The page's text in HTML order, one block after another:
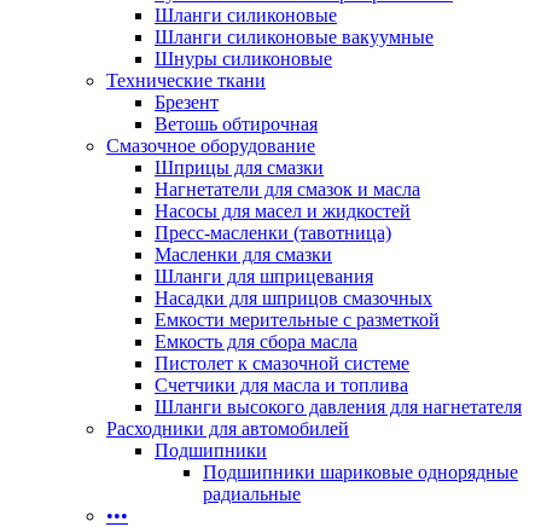
Шланги силиконовые
Шланги силиконовые вакуумные
Шнуры силиконовые
Технические ткани
Брезент
Ветошь обтирочная
Смазочное оборудование
Шприцы для смазки
Нагнетатели для смазок и масла
Насосы для масел и жидкостей
Пресс-масленки (тавотница)
Масленки для смазки
Шланги для шприцевания
Насадки для шприцов смазочных
Емкости мерительные с разметкой
Емкость для сбора масла
Пистолет к смазочной системе
Счетчики для масла и топлива
Шланги высокого давления для нагнетателя
Расходники для автомобилей
Подшипники
Подшипники шариковые однорядные
радиальные
•••